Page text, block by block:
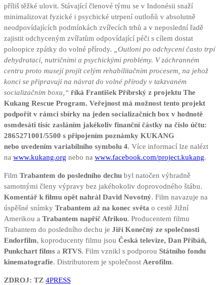
příliš těžké ulovit. Stávající členové týmu se v Indonésii snaží
minimalizovat fyzické i psychické utrpení outloňů v absolutně
neodpovídajících podmínkách zvířecích trhů a v neposlední řadě
zajistit odchyceným zvířatům odpovídající péči s cílem dostat
poloopice zpátky do volné přírody.
„Outloni po odchycení často trpí
dehydratací, nutričními a psychickými problémy. V záchranném
centru proto musejí projít celým rehabilitačním procesem, na jehož
konci se připravují na návrat do volné přírody v takzvaném
socializačním boxu,“ říká František Příbrský z projektu The
Kukang Rescue Program. Veřejnost má možnost tento projekt
podpořit v rámci sbírky na jeden socializačních box v hodnotě
osmdesáti tisíc zasláním jakékoliv finanční částky na číslo účtu:
2865271001/5500 s připojením poznámky KUKANG
nebo uvedením variabilního symbolu 4. Více informací lze nalézt
na www.kukang.org nebo na www.facebook.com/project.kukang.
Film Trabantem do posledního dechu byl natočen výhradně
samotnými členy výpravy bez jakéhokoliv doprovodného štábu.
Komentář k filmu opět nahrál David Novotný. Film navazuje na
úspěšné snímky Trabantem až na konec světa o cestě Jižní
Amerikou a Trabantem napříč Afrikou. Producentem filmu
Trabantem do posledního dechu je Jiří Konečný ze společnosti
Endorfilm, koproducenty filmu jsou Česká televize, Dan Přibáň,
Punkchart films a RTVS. Film vznikl s podporou Státního fondu
kinematografie. Distributorem je společnost Aerofilm.
ZDROJ: TZ 4PRESS